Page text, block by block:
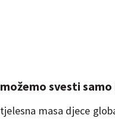
svesti samo
masa djece